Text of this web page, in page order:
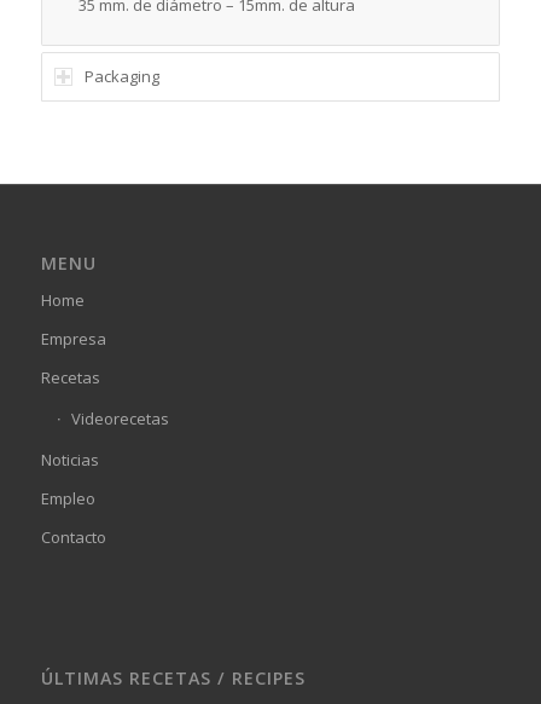
35 mm. de diámetro – 15mm. de altura
Packaging
MENU
Home
Empresa
Recetas
Videorecetas
Noticias
Empleo
Contacto
ÚLTIMAS RECETAS / RECIPES